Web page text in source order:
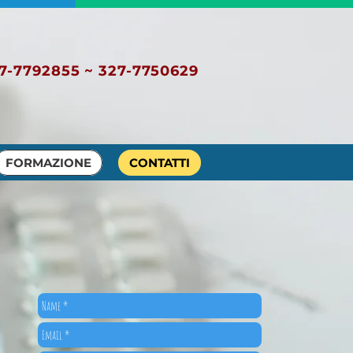
FORMAZIONE CONTATTI
7792855 ~ 327-7750629